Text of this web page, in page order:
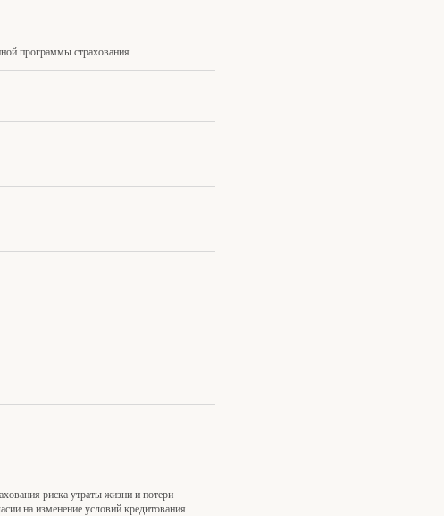
программы страхования.
риска утраты жизни и потери
на изменение условий кредитования.